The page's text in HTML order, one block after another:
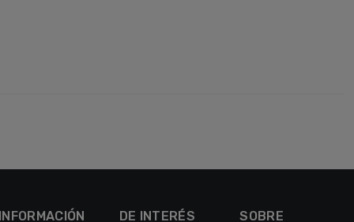
INFORMACIÓN DE INTERÉS
SOBRE